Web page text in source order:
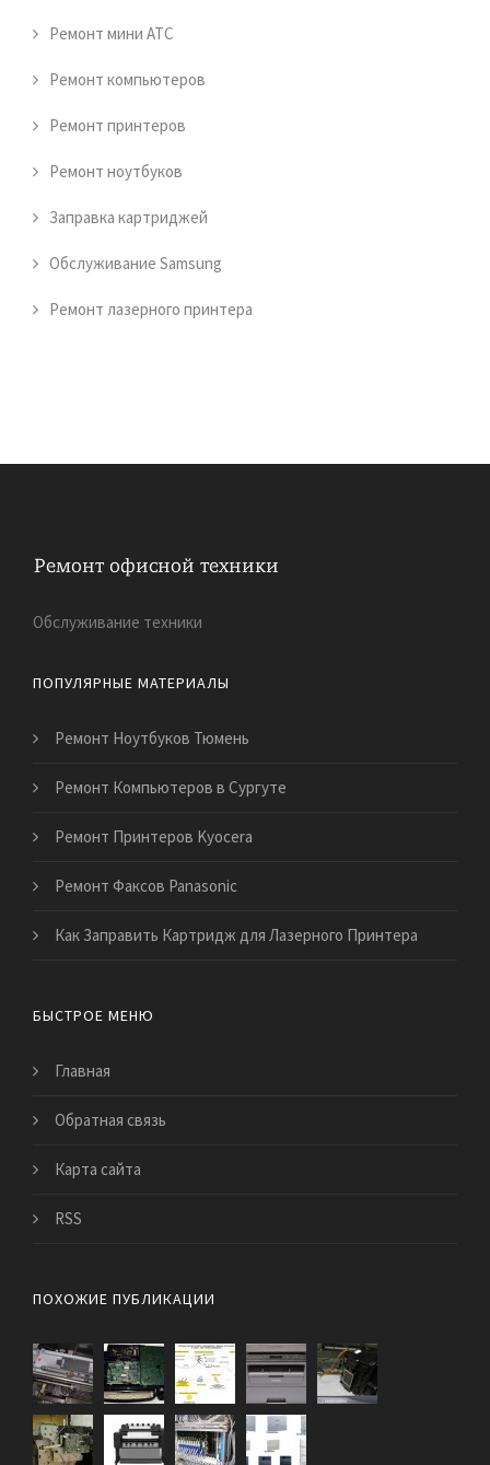
Ремонт мини АТС
Ремонт компьютеров
Ремонт принтеров
Ремонт ноутбуков
Заправка картриджей
Обслуживание Samsung
Ремонт лазерного принтера
Обслуживание техники
ПОПУЛЯРНЫЕ МАТЕРИАЛЫ
Ремонт Ноутбуков Тюмень
Ремонт Компьютеров в Сургуте
Ремонт Принтеров Kyocera
Ремонт Факсов Panasonic
Как Заправить Картридж для Лазерного Принтера
БЫСТРОЕ МЕНЮ
Главная
Обратная связь
Карта сайта
RSS
ПОХОЖИЕ ПУБЛИКАЦИИ